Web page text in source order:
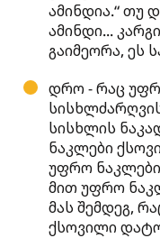
ამინდია.“ თუ
ამინდი...
გაიმეორა, ეს
დრო - რაც
სისხლის
ნაკლები
უფრო
მით უფრო
მას შემდეგ,
ქსოვილი